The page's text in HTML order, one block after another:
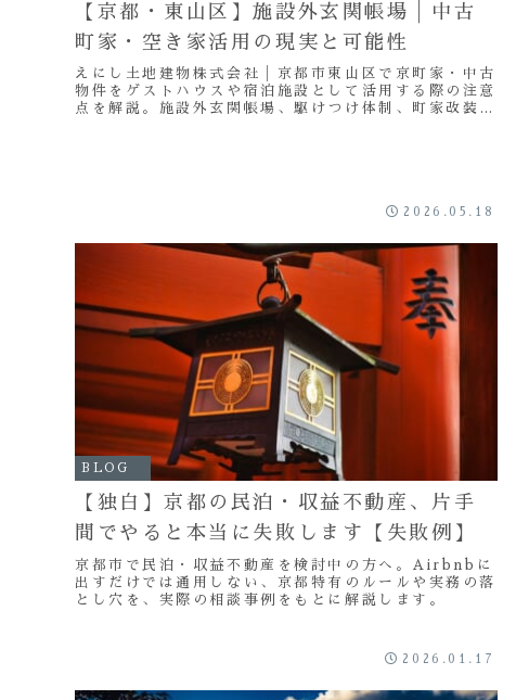
【京都・東山区】施設外玄関帳場│中古
町家・空き家活用の現実と可能性
えにし土地建物株式会社│京都市東山区で京町家・中古
物件をゲストハウスや宿泊施設として活用する際の注意
点を解説。施設外玄関帳場、駆けつけ体制、町家改装の
2026.05.18
BLOG
【独白】京都の民泊・収益不動産、片手
間でやると本当に失敗します【失敗例】
京都市で民泊・収益不動産を検討中の方へ。Airbnbに
出すだけでは通用しない、京都特有のルールや実務の落
とし穴を、実際の相談事例をもとに解説します。
2026.01.17